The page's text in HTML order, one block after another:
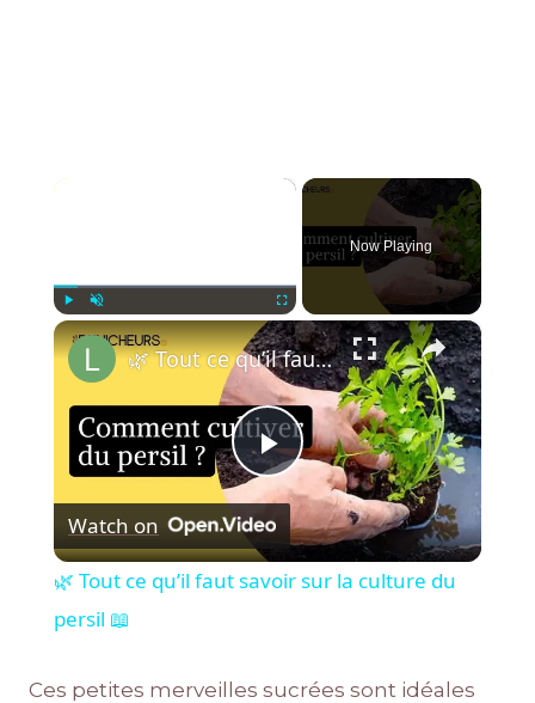
×
Fullscreen
Now Playing
×
Play
Video
🌿 Tout ce qu’il faut savoir sur la culture du persil 📖
Watch on
🌿 Tout ce qu’il faut savoir sur la culture du
persil 📖
Ces petites merveilles sucrées sont idéales